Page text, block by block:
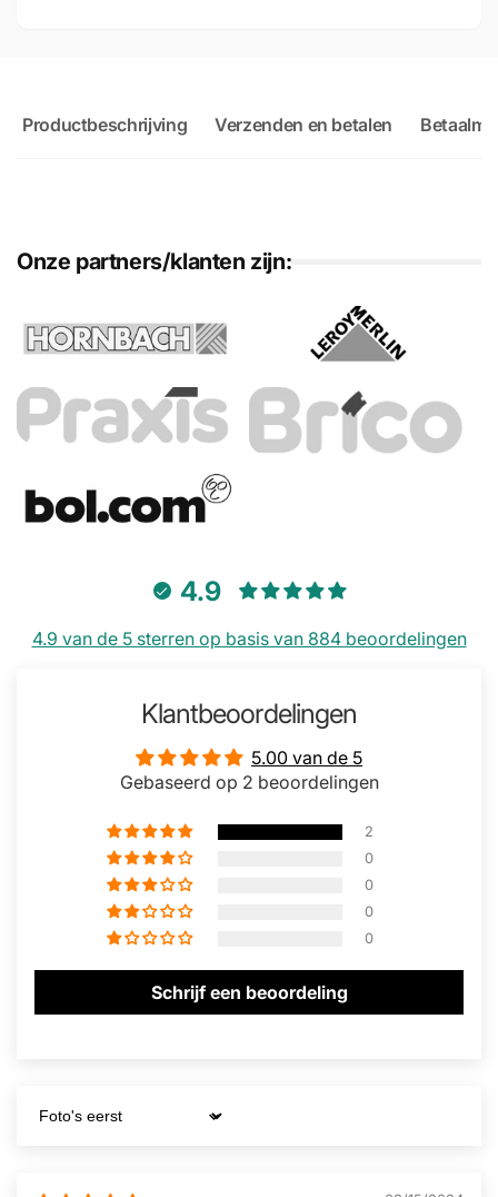
Productbeschrijving Verzenden en betalen
Onze partners/klanten zijn:
4.9
4.9 van de 5 sterren op basis van 884 beoordelingen
Klantbeoordelingen
5.00 van de 5
Gebaseerd op 2 beoordelingen
2
0
0
0
0
Schrijf een beoordeling
Sort by